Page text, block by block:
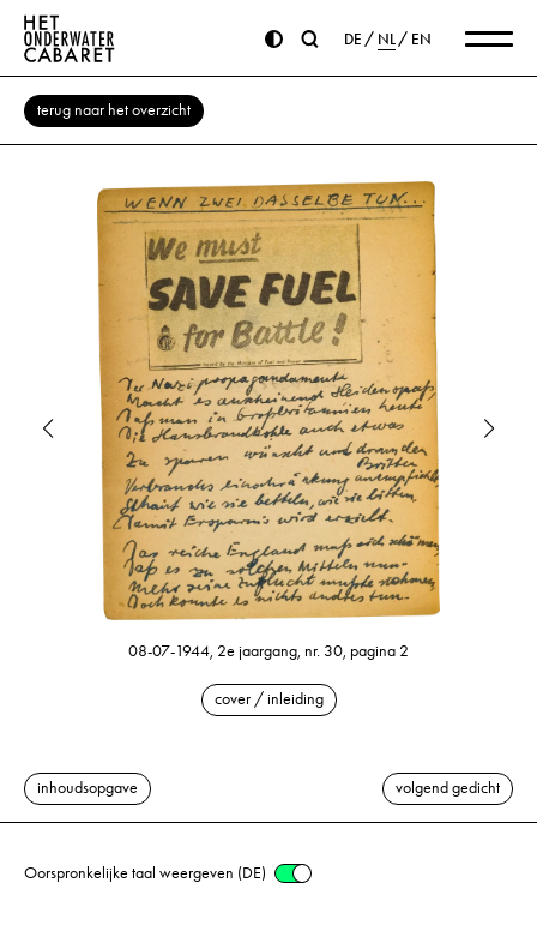
DE NL EN
terug naar het overzicht
08-07-1944, 2e jaargang, nr. 30, pagina 2
cover / inleiding
inhoudsopgave volgend gedicht
Oorspronkelijke taal weergeven (DE)